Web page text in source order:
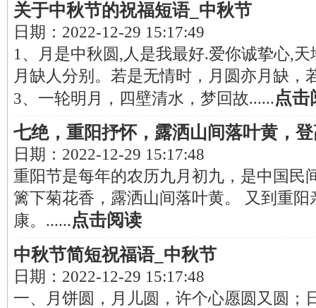
关于中秋节的祝福短语_中秋节
日期： 2022-12-29 15:17:49
1、月是中秋圆,人是我最好.爱你诚挚心,
月缺人分别。若是无情时，月圆亦月缺，
3、一轮明月，四壁清水，梦回故......点击
七绝，重阳抒怀，露洒山间落叶黄，
日期： 2022-12-29 15:17:48
重阳节是每年的农历九月初九，是中国民
篱下菊花香，露洒山间落叶黄。 又到重
康。......点击阅读
中秋节简短祝福语_中秋节
日期： 2022-12-29 15:17:48
一、月饼圆，月儿圆，许个心愿圆又圆；